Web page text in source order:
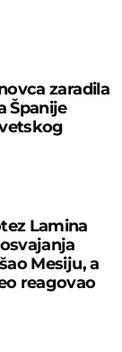
zaradila
Španije
Lamina
Mesiju, a
reagovao